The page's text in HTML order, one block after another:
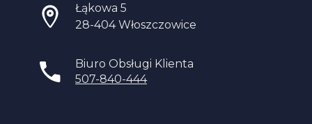
Łąkowa 5
28-404 Włoszczowice
Biuro Obsługi Klienta
507-840-444